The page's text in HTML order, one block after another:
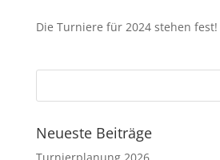
Die Turniere für 2024 stehen fest!
Neueste Beiträge